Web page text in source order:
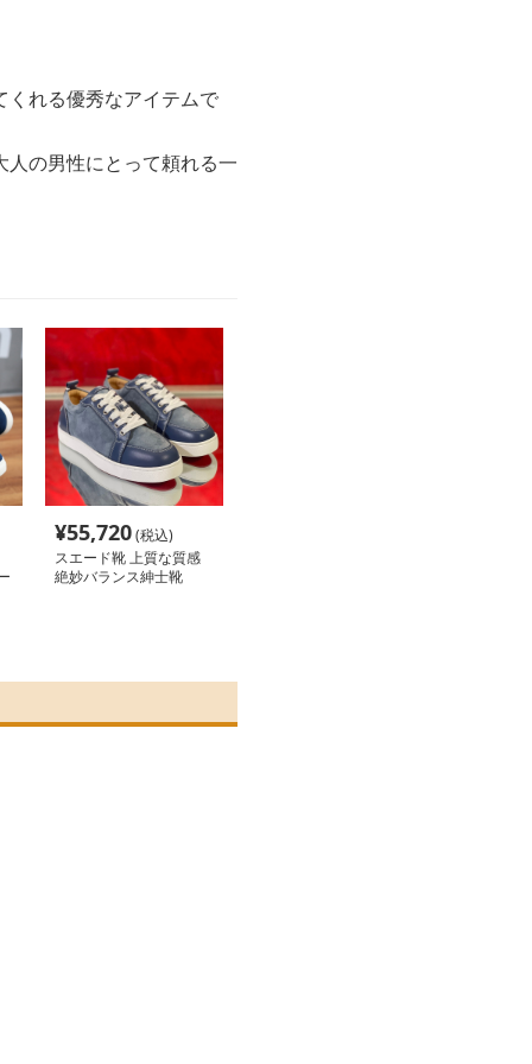
くれる優秀なアイテムで
の男性にとって頼れる一
¥55,720(税込)
スエード靴 上質な質感
絶妙バランス紳士靴